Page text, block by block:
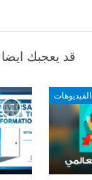
قد يعجبك ايضا
الفيديوهات